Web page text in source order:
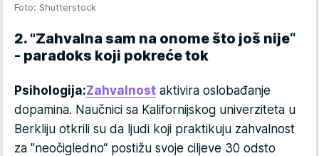
Foto: Shutterstock
2. "Zahvalna sam na onome što još nije“
- paradoks koji pokreće tok
Psihologija:Zahvalnost aktivira oslobađanje
dopamina. Naučnici sa Kalifornijskog univerziteta u
Berkliju otkrili su da ljudi koji praktikuju zahvalnost
za "neočigledno“ postižu svoje ciljeve 30 odsto